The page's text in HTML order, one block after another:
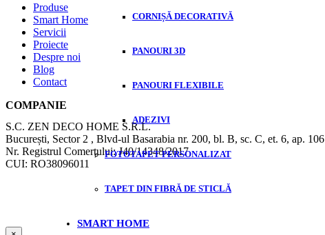
CORNIȘĂ DECORATIVĂ
PANOURI 3D
PANOURI FLEXIBILE
ADEZIVI
FOTOTAPET PERSONALIZAT
TAPET DIN FIBRĂ DE STICLĂ
SMART HOME
Produse
Smart Home
Servicii
Proiecte
Despre noi
Blog
Contact
COMPANIE
S.C. ZEN DECO HOME S.R.L.
București, Sector 2 , Blvd-ul Basarabia nr. 200, bl. B, sc. C, et. 6, ap. 106
Nr. Registrul Comerțului: J40/14348/2017
CUI: RO38096011